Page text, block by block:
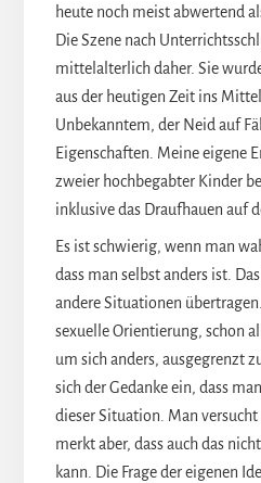
heute noch meist abwertend
Die Szene nach
mittelalterlich daher. Sie
aus der heutigen Zeit ins
Unbekanntem, der Neid auf
Eigenschaften. Meine eigene
zweier hochbegabter Kinder
inklusive das Draufhauen auf
Es ist schwierig, wenn man
dass man selbst anders ist.
andere Situationen
sexuelle Orientierung, schon
um sich anders, ausgegrenzt
sich der Gedanke ein, dass
dieser Situation. Man versucht
merkt aber, dass auch das
kann. Die Frage der eigenen